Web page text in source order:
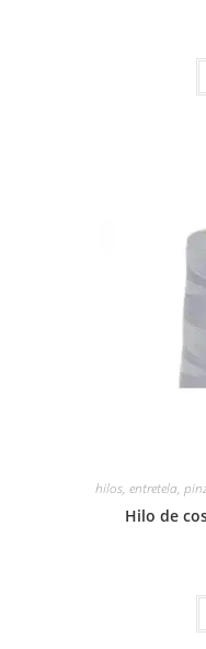
hilos, entretela,
Hilo de